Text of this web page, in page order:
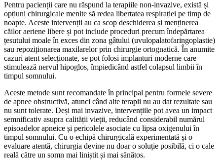
Pentru pacienții care nu răspund la terapiile non-invazive, există și
opțiuni chirurgicale menite să redea libertatea respirației pe timp de
noapte. Aceste intervenții au ca scop deschiderea și menținerea
căilor aeriene libere și pot include proceduri precum îndepărtarea
țesutului moale în exces din zona gâtului (uvulopalatofaringoplastie)
sau repoziționarea maxilarelor prin chirurgie ortognatică. În anumite
cazuri atent selecționate, se pot folosi implanturi moderne care
stimulează nervul hipoglos, împiedicând astfel colapsul limbii în
timpul somnului.
Aceste metode sunt recomandate în principal pentru formele severe
de apnee obstructivă, atunci când alte terapii nu au dat rezultate sau
nu sunt tolerate. Deși mai invazive, intervențiile pot avea un impact
semnificativ asupra calității vieții, reducând considerabil numărul
episoadelor apneice și pericolele asociate cu lipsa oxigenului în
timpul somnului. Cu o echipă chirurgicală experimentată și o
evaluare atentă, chirurgia devine nu doar o soluție posibilă, ci o cale
reală către un somn mai liniștit și mai sănătos.